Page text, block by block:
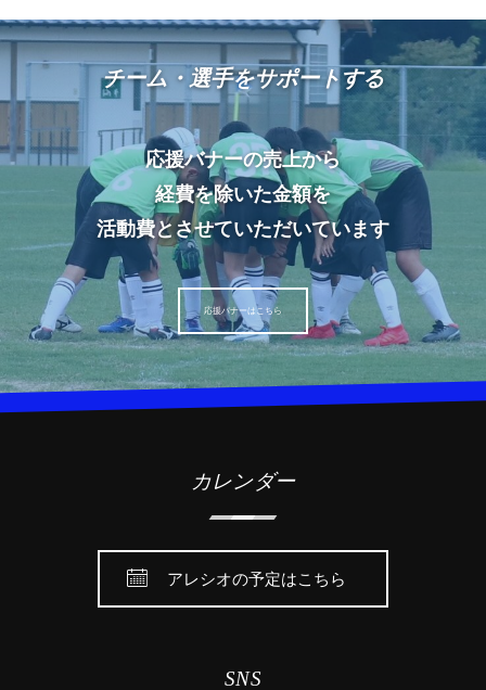
チーム・選手をサポートする
応援バナーの売上から
経費を除いた金額を
活動費とさせていただいています
応援バナーはこちら
カレンダー
アレシオの予定はこちら
SNS